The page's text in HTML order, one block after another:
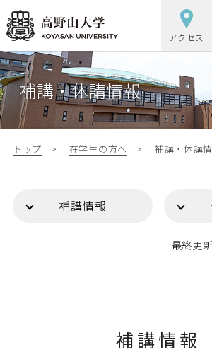
高野山大学
アクセス
高野山大学の概要
選抜（入試）情報
学部・大学院
保護
補講・休講情報
トップ 在学生の方へ 補講・休講
補講情報
最終更
補講情報